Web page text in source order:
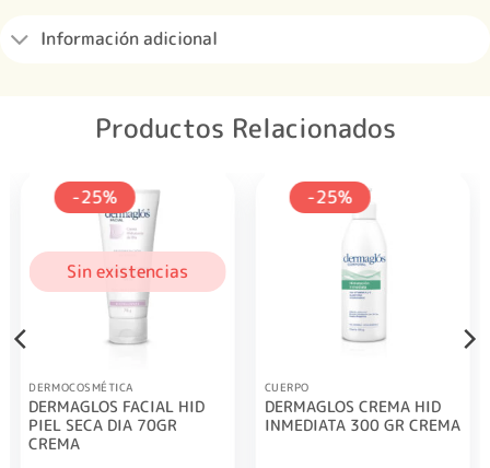
Información adicional
Productos Relacionados
-25%
Sin existencias
DERMOCOSMÉTICA
DERMAGLOS FACIAL HID
PIEL SECA DIA 70GR
CREMA
-25%
CUERPO
DERMAGLOS CREMA HID
INMEDIATA 300 GR CREMA